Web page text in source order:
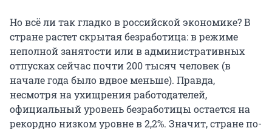
Но всё ли так гладко в российской экономике? В
стране растет скрытая безработица: в режиме
неполной занятости или в административных
отпусках сейчас почти 200 тысяч человек (в
начале года было вдвое меньше). Правда,
несмотря на ухищрения работодателей,
официальный уровень безработицы остается на
рекордно низком уровне в 2,2%. Значит, стране по-